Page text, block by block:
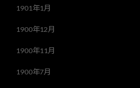
1901年1月
1900年12月
1900年11月
1900年7月